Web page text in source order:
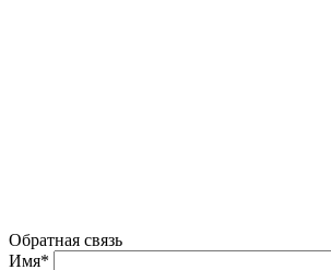
Обратная связь
Имя*